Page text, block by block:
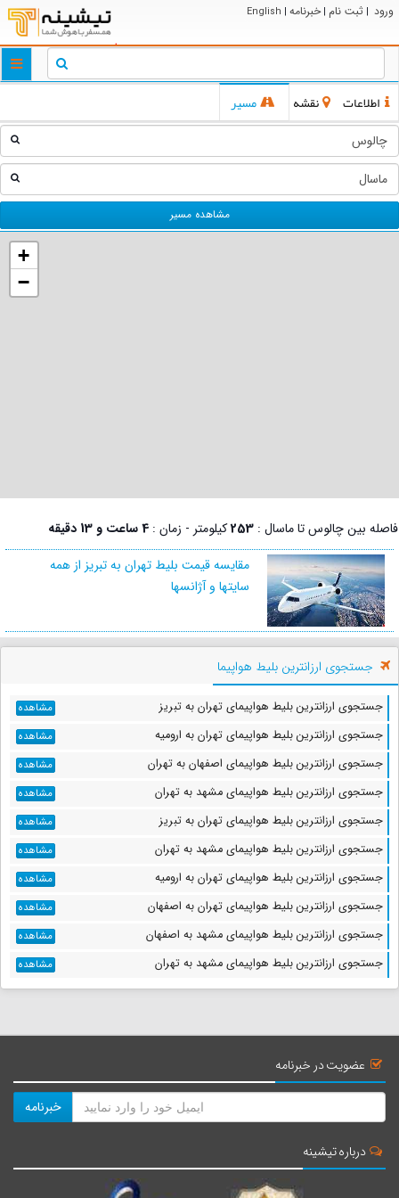
ورود | ثبت نام | خبرنامه |
English
اطلاعات نقشه مسیر
مشاهده مسیر
+
−
فاصله بین چالوس تا ماسال : 253کیلومتر - زمان : 4 ساعت و 13 دقیقه
مقایسه قیمت بلیط تهران به تبریز از همه
سایتها و آژانسها
جستجوی ارزانترین بلیط هواپیما
جستجوی ارزانترین بلیط هواپیمای تهران به تبریز مشاهده
جستجوی ارزانترین بلیط هواپیمای تهران به ارومیه مشاهده
جستجوی ارزانترین بلیط هواپیمای اصفهان به تهران مشاهده
جستجوی ارزانترین بلیط هواپیمای مشهد به تهران مشاهده
جستجوی ارزانترین بلیط هواپیمای تهران به تبریز مشاهده
جستجوی ارزانترین بلیط هواپیمای مشهد به تهران مشاهده
جستجوی ارزانترین بلیط هواپیمای تهران به ارومیه مشاهده
جستجوی ارزانترین بلیط هواپیمای تهران به اصفهان مشاهده
جستجوی ارزانترین بلیط هواپیمای مشهد به اصفهان مشاهده
جستجوی ارزانترین بلیط هواپیمای مشهد به تهران مشاهده
عضویت در خبرنامه
خبرنامه
درباره تیشینه